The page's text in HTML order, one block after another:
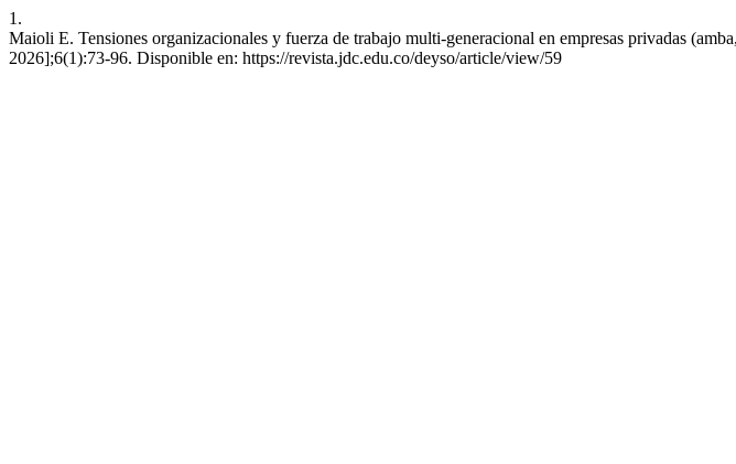
1.
Maioli E. Tensiones organizacionales y fuerza de trabajo multi-generacional en empresas privadas
2026];6(1):73-96. Disponible en: https://revista.jdc.edu.co/deyso/article/view/59